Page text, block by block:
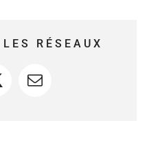
RÉSEAUX
Courriel